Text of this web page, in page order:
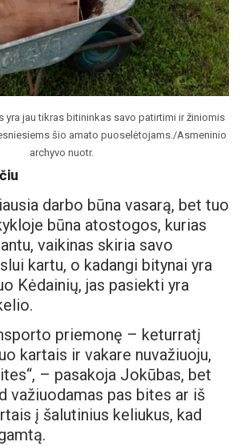
yra jau tikras bitininkas savo patirtimi ir žiniomis
šio amato puoselėtojams./Asmeninio
archyvo nuotr.
darbo būna vasarą, bet tuo
būna atostogos, kurias
vaikinas skiria savo
kartu, o kadangi bitynai yra
Kėdainių, jas pasiekti yra
priemonę – keturratį
kartais ir vakare nuvažiuoju,
– pasakoja Jokūbas, bet
važiuodamas pas bites ar iš
į šalutinius keliukus, kad